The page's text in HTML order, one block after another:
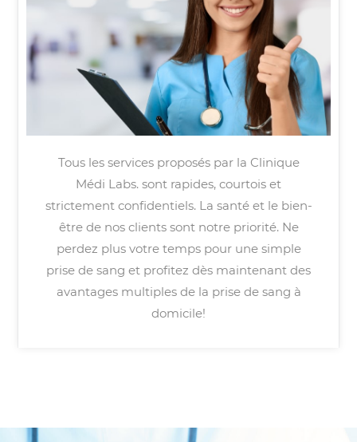
Tous les services proposés par la Clinique
Médi Labs. sont rapides, courtois et
strictement confidentiels. La santé et le bien-
être de nos clients sont notre priorité. Ne
perdez plus votre temps pour une simple
prise de sang et profitez dès maintenant des
avantages multiples de la prise de sang à
domicile!